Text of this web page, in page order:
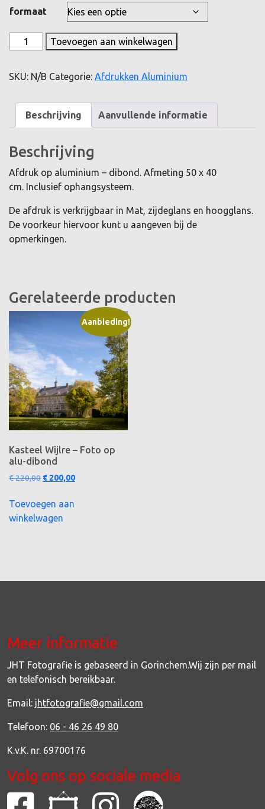
tot
formaat
Gorcums
Museum
Toevoegen aan winkelwagen
SKU: N/B Categorie: Afdrukken Aluminium
Beschrijving Aanvullende informatie
Beschrijving
Afdruk op aluminium – dibond. Afmeting 50 x 40
cm. Inclusief ophangsysteem.
De afdruk is verkrijgbaar in Mat, zijdeglans en hoogglans.
De voorkeur hiervoor kunt u aangeven bij de
opmerkingen.
Gerelateerde producten
Aanbieding!
Kasteel Wijlre – Foto op
alu-dibond
€220,00 Oorspronkelijke
was:
€ 220,00.
€ 200,00Huidige
Toevoegen aan
winkelwagen
Meer informatie
JHT Fotografie is gebaseerd in Gorinchem.Wij zijn per mail
en telefonisch bereikbaar.
Email: jhtfotografie@gmail.com
Telefoon: 06 - 46 26 49 80
K.v.K. nr. 69700176
Volg ons op sociale media